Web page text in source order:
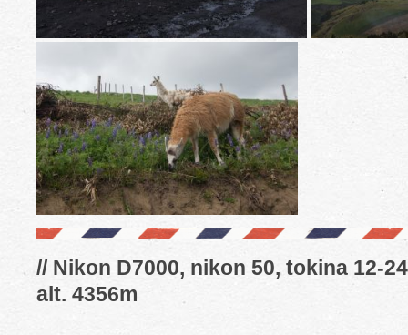
// Nikon D7000, nikon 50, tokina 12-
alt. 4356m